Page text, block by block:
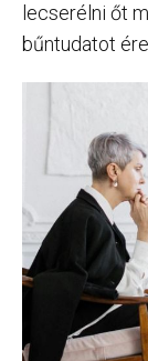
lecserélni őt
bűntudatot